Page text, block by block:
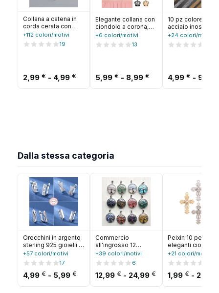
Collana a catena in
corda cerata con
cordoncino in pelle
per donna Uomo
Ciondolo con
Collare a serpente
+112 colori/motivi
19
2,99 € - 4,99 € Fascia di prezzo: da 2,99 € a 4,99 €
Elegante collana con
ciondolo a corona,
grande catena con
clavicola, catena per
maglione,
regalo per donne e
+6 colori/motivi
13
5,99 € - 8,99 € Fascia di prezzo:
10 pz colore oro
acciaio
Link 45/50/55/
Bulk collana
gioielli catene
+24 colori/motivi
4,99 € - 9,99
Dalla stessa categoria
Orecchini in argento
sterling 925 gioielli di
alta qualità retrò
modello semplice
orecchini con zirconi
bianchi viola vendita
calda
+57 colori/motivi
17
4,99 € - 5,99 € Fascia di prezzo: da 4,99 € a 5,99 €
Commercio
all'ingrosso 12
pz/lotto moda pietra
naturale lega albero
della vita mix
pendenti per collane
accessori di gioielli
che fanno trasporto
+39 colori/motivi
6
12,99 € - 24,99 € Fascia di
Peixin 10 pezzi
eleganti ciondoli
croce strass
cristiani per
di moda orecchini
portachiavi
fatti a mano fai
+21 colori/motivi
1,99 € - 2,99